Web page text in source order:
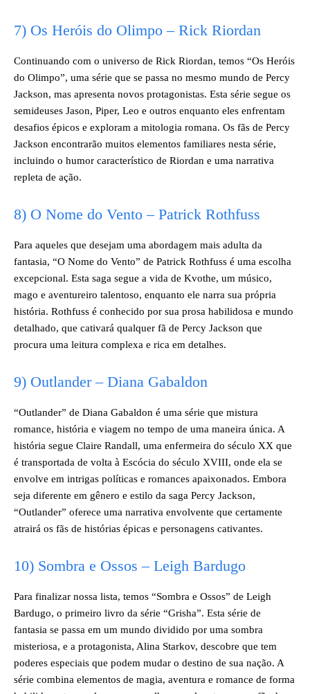
7) Os Heróis do Olimpo – Rick Riordan
Continuando com o universo de Rick Riordan, temos “Os Heróis
do Olimpo”, uma série que se passa no mesmo mundo de Percy
Jackson, mas apresenta novos protagonistas. Esta série segue os
semideuses Jason, Piper, Leo e outros enquanto eles enfrentam
desafios épicos e exploram a mitologia romana. Os fãs de Percy
Jackson encontrarão muitos elementos familiares nesta série,
incluindo o humor característico de Riordan e uma narrativa
repleta de ação.
8) O Nome do Vento – Patrick Rothfuss
Para aqueles que desejam uma abordagem mais adulta da
fantasia, “O Nome do Vento” de Patrick Rothfuss é uma escolha
excepcional. Esta saga segue a vida de Kvothe, um músico,
mago e aventureiro talentoso, enquanto ele narra sua própria
história. Rothfuss é conhecido por sua prosa habilidosa e mundo
detalhado, que cativará qualquer fã de Percy Jackson que
procura uma leitura complexa e rica em detalhes.
9) Outlander – Diana Gabaldon
“Outlander” de Diana Gabaldon é uma série que mistura
romance, história e viagem no tempo de uma maneira única. A
história segue Claire Randall, uma enfermeira do século XX que
é transportada de volta à Escócia do século XVIII, onde ela se
envolve em intrigas políticas e romances apaixonados. Embora
seja diferente em gênero e estilo da saga Percy Jackson,
“Outlander” oferece uma narrativa envolvente que certamente
atrairá os fãs de histórias épicas e personagens cativantes.
10) Sombra e Ossos – Leigh Bardugo
Para finalizar nossa lista, temos “Sombra e Ossos” de Leigh
Bardugo, o primeiro livro da série “Grisha”. Esta série de
fantasia se passa em um mundo dividido por uma sombra
misteriosa, e a protagonista, Alina Starkov, descobre que tem
poderes especiais que podem mudar o destino de sua nação. A
série combina elementos de magia, aventura e romance de forma